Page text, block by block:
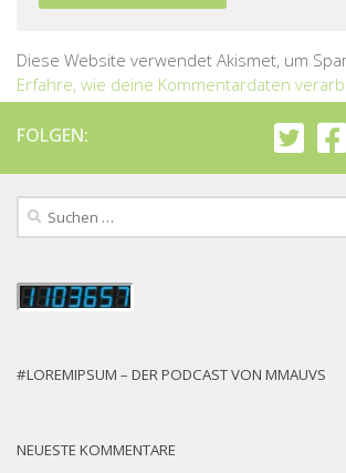
Diese Website verwendet Akismet, um
Erfahre, wie deine Kommentardaten
FOLGEN:
Suchen
#LOREMIPSUM – DER PODCAST VON MMAUVS
NEUESTE KOMMENTARE